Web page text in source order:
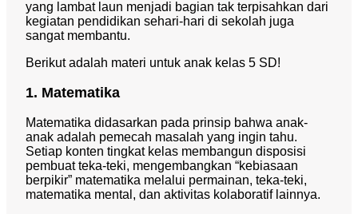
yang lambat laun menjadi bagian tak terpisahkan dari
kegiatan pendidikan sehari-hari di sekolah juga
sangat membantu.
Berikut adalah materi untuk anak kelas 5 SD!
1. Matematika
Matematika didasarkan pada prinsip bahwa anak-
anak adalah pemecah masalah yang ingin tahu.
Setiap konten tingkat kelas membangun disposisi
pembuat teka-teki, mengembangkan “kebiasaan
berpikir” matematika melalui permainan, teka-teki,
matematika mental, dan aktivitas kolaboratif lainnya.